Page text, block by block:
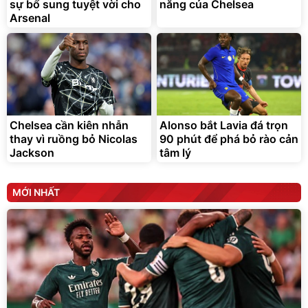
Đã bán nhiều
sự bổ sung tuyệt vời cho
Arsenal
năng của Chelsea
Chelsea cần kiên nhẫn
thay vì ruồng bỏ Nicolas
Jackson
Alonso bắt Lavia đá trọn
90 phút để phá bỏ rào cản
tâm lý
MỚI NHẤT